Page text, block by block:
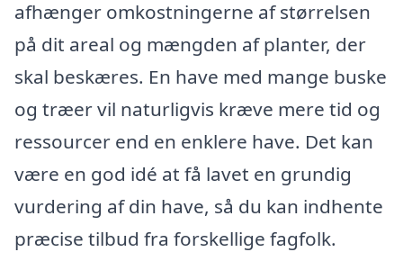
afhænger omkostningerne af størrelsen
på dit areal og mængden af planter, der
skal beskæres. En have med mange buske
og træer vil naturligvis kræve mere tid og
ressourcer end en enklere have. Det kan
være en god idé at få lavet en grundig
vurdering af din have, så du kan indhente
præcise tilbud fra forskellige fagfolk.